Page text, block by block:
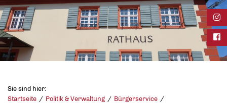
Sie sind hier:
Startseite
Politik & Verwaltung
Bürgerservice